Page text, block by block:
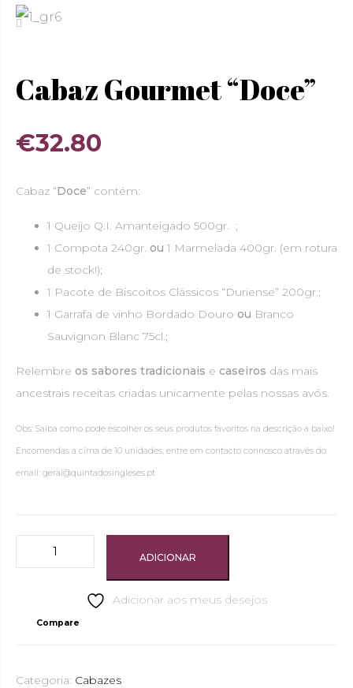
Cabaz Gourmet “Doce”
€32.80
Cabaz “Doce” contém:
1 Queijo Q.I. Amanteigado 500gr. ;
1 Compota 240gr. ou 1 Marmelada 400gr. (em rotura
de stock!);
1 Pacote de Biscoitos Clássicos “Duriense” 200gr.;
1 Garrafa de vinho Bordado Douro ou Branco
Sauvignon Blanc 75cl.;
Relembre os sabores tradicionais e caseiros das mais
ancestrais receitas criadas unicamente pelas nossas avós.
Obs: Saiba como pode escolher os seus produtos favoritos na descrição a baixo!
Encomendas a cima de 10 unidades, entre em contacto connosco através do
email: geral@quintadosingleses.pt
QUANTIDADE
DE
ADICIONAR
Adicionar aos meus desejos
Compare
Categoria: Cabazes